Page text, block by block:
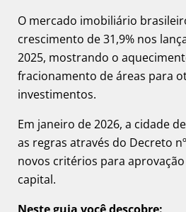
O mercado imobiliário
crescimento de 31,9% nos
2025, mostrando o
fracionamento de áreas para
investimentos.
Em janeiro de 2026, a cidade
as regras através do Decreto
novos critérios para
capital.